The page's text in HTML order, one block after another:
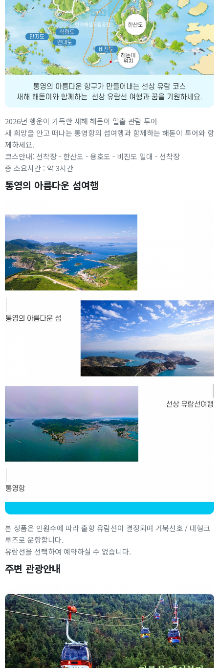
2026년 행운이 가득한 새해 해돋이 일출 관람 투어
새 희망을 안고 떠나는 통영항의 섬여행과 함께하는 해돋이 투어와 함
께하세요.
코스안내: 선착장 - 한산도 - 용호도 - 비진도 일대 - 선착장
총 소요시간 : 약 3시간
통영의 아름다운 섬여행
본 상품은 인원수에 따라 출항 유람선이 결정되며 거북선호 / 대형크
루즈로 운항합니다.
유람선을 선택하여 예약하실 수 없습니다.
주변 관광안내